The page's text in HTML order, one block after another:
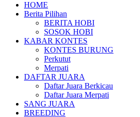
HOME
Berita Pilihan
BERITA HOBI
SOSOK HOBI
KABAR KONTES
KONTES BURUNG
Perkutut
Merpati
DAFTAR JUARA
Daftar Juara Berkicau
Daftar Juara Merpati
SANG JUARA
BREEDING